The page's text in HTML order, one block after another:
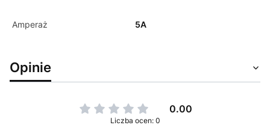
Amperaż 5A
Opinie
0.00
Liczba ocen: 0